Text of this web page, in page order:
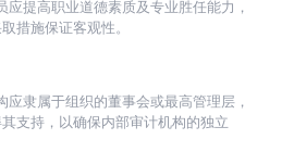
高职业道德素质及专业胜任能力，
措施保证客观性。
属于组织的董事会或最高管理层，
支持，以确保内部审计机构的独立